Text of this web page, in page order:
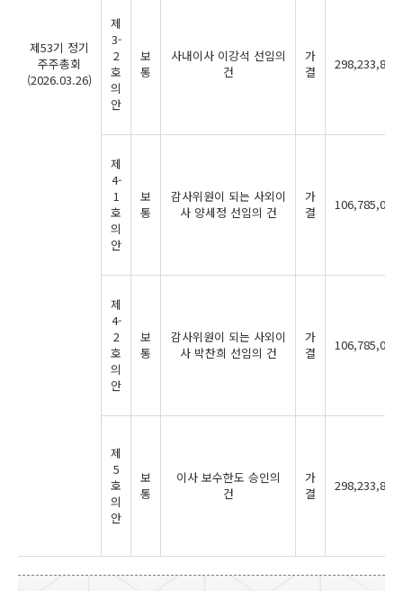
제53기 정기
주주총회
(2026.03.26)
제
3-
2
호
의
안
보
통
사내이사 이강석 선임의
건
가
결
298,233,870
제
4-
1
호
의
안
보
통
감사위원이 되는 사외이
사 양세정 선임의 건
가
결
106,785,044
제
4-
2
호
의
안
보
통
감사위원이 되는 사외이
사 박찬희 선임의 건
가
결
106,785,044
제
5
호
의
안
보
통
이사 보수한도 승인의
건
가
결
298,233,870